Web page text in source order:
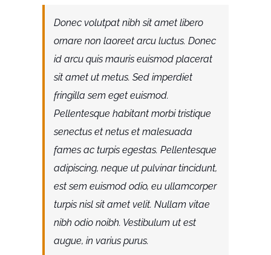
Donec volutpat nibh sit amet libero
ornare non laoreet arcu luctus. Donec
id arcu quis mauris euismod placerat
sit amet ut metus. Sed imperdiet
fringilla sem eget euismod.
Pellentesque habitant morbi tristique
senectus et netus et malesuada
fames ac turpis egestas. Pellentesque
adipiscing, neque ut pulvinar tincidunt,
est sem euismod odio, eu ullamcorper
turpis nisl sit amet velit. Nullam vitae
nibh odio noibh. Vestibulum ut est
augue, in varius purus.